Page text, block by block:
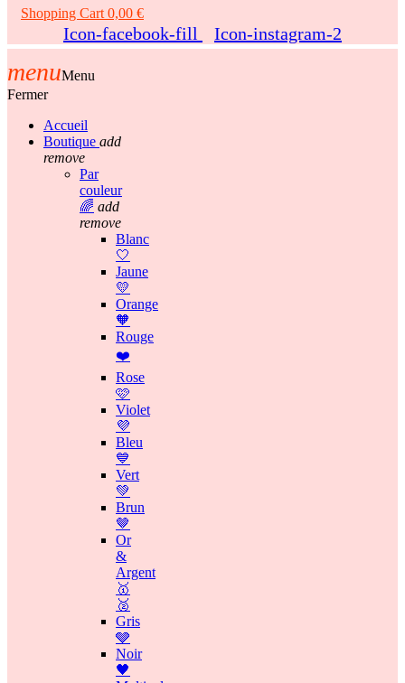
Shopping Cart 0,00 €
Icon-facebook-fill Icon-instagram-2
menuMenu
Fermer
Accueil
Boutique add
remove
Par
couleur
🌈 add
remove
Blanc
🤍
Jaune
💛
Orange
🧡
Rouge
❤️
Rose
🩷
Violet
💜
Bleu
💙
Vert
💚
Brun
🤎
Or
&
Argent
🥇
🥈
Gris
🩶
Noir
🖤